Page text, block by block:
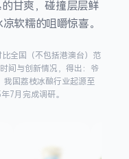
甘爽，碰撞层层鲜
软糯的咀嚼惊喜。
全国（不包括港澳台）范
间与创新情况，得出：爷
我国荔枝冰酿行业起源至
7月完成调研。